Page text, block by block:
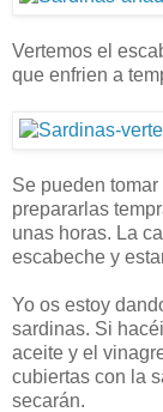
Vertemos el
que enfrien a
Se pueden
prepararlas
unas horas. La
escabeche y
Yo os estoy
sardinas. Si
aceite y el
cubiertas con la
secarán.